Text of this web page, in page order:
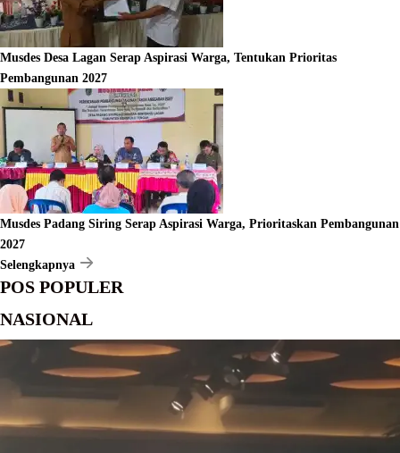
Musdes Desa Lagan Serap Aspirasi Warga, Tentukan Prioritas
Pembangunan 2027
Musdes Padang Siring Serap Aspirasi Warga, Prioritaskan Pembangunan
2027
Selengkapnya
POS POPULER
NASIONAL